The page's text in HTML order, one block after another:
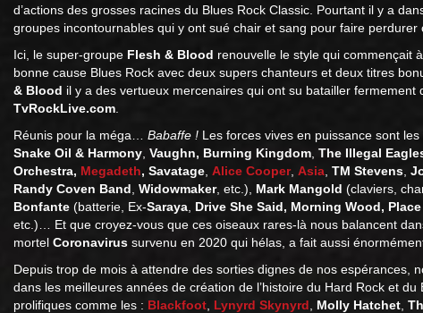
d’actions des grosses racines du Blues Rock Classic. Pourtant il y a
groupes incontournables qui y ont sué chair et sang pour faire perdurer
Ici, le super-groupe Flesh & Blood renouvelle le style qui commençait
bonne cause Blues Rock avec deux supers chanteurs et deux titres
& Blood il y a des vertueux mercenaires qui ont su batailler
TvRockLive.com
Réunis pour la méga… Babaffe ! Les forces vives en puissance sont les
Snake Oil & Harmony Vaughn, Burning Kingdom The Illegal
Orchestra, Megadeth, Savatage Alice Cooper, Asia TM Stevens
Randy Coven Band Widowmaker, etc.), Mark Mangold (claviers,
Bonfante (batterie, Ex-Saraya Drive She Said, Morning Wood,
etc.)… Et que croyez-vous que ces oiseaux rares-là nous balancent
mortel Coronavirus survenu en 2020 qui hélas, a fait aussi
Depuis trop de mois à attendre des sorties dignes de nos
dans les meilleures années de création de l’histoire du Hard Rock et du
prolifiques comme les : Blackfoot Lynyrd Skynyrd Molly Hatchet